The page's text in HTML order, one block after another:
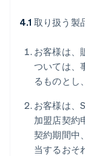
4.1 取り扱う製
お客様は、
ついては、
るものとし
お客様は、
加盟店契約
契約期間中
当するおそ